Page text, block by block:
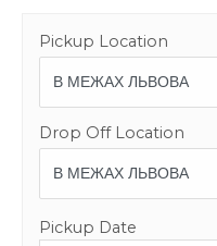
Pickup Location
Drop Off Location
Pickup Date